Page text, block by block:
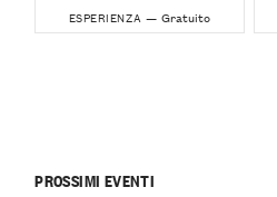
ESPERIENZA — Gratuito
PROSSIMI EVENTI